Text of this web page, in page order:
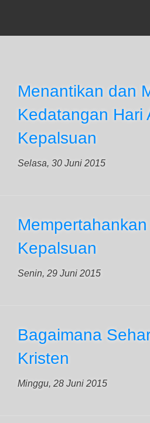
Menantikan dan
Kedatangan Hari
Kepalsuan
Selasa, 30 Juni 2015
Kepalsuan
Senin, 29 Juni 2015
Bagaimana
Kristen
Minggu, 28 Juni 2015